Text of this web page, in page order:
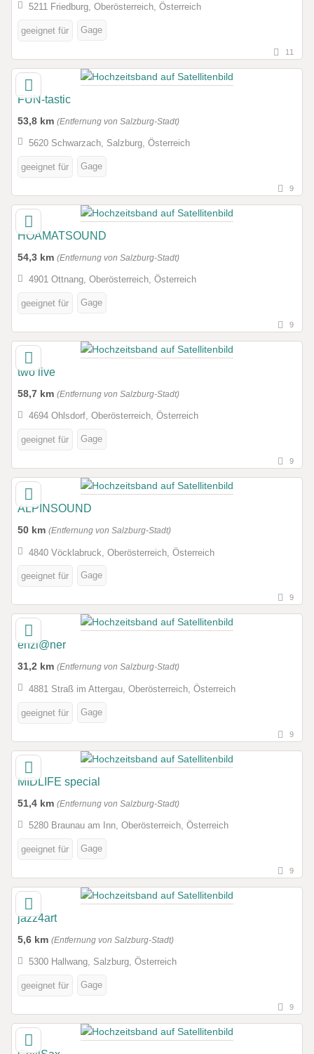
5211 Friedburg, Oberösterreich, Österreich
geeignet für Gage
11
FUN-tastic
53,8 km (Entfernung von Salzburg-Stadt)
5620 Schwarzach, Salzburg, Österreich
geeignet für Gage
9
HOAMATSOUND
54,3 km (Entfernung von Salzburg-Stadt)
4901 Ottnang, Oberösterreich, Österreich
geeignet für Gage
9
two live
58,7 km (Entfernung von Salzburg-Stadt)
4694 Ohlsdorf, Oberösterreich, Österreich
geeignet für Gage
9
ALPINSOUND
50 km (Entfernung von Salzburg-Stadt)
4840 Vöcklabruck, Oberösterreich, Österreich
geeignet für Gage
9
enzi@ner
31,2 km (Entfernung von Salzburg-Stadt)
4881 Straß im Attergau, Oberösterreich, Österreich
geeignet für Gage
9
MIDLIFE special
51,4 km (Entfernung von Salzburg-Stadt)
5280 Braunau am Inn, Oberösterreich, Österreich
geeignet für Gage
9
jazz4art
5,6 km (Entfernung von Salzburg-Stadt)
5300 Hallwang, Salzburg, Österreich
geeignet für Gage
9